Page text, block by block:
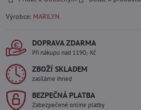
Výrobce: MARILYN
DOPRAVA ZDARMA
Při nákupu nad 1190,- Kč
ZBOŽÍ SKLADEM
zasíláme ihned
BEZPEČNÁ PLATBA
Zabezpečené online platby